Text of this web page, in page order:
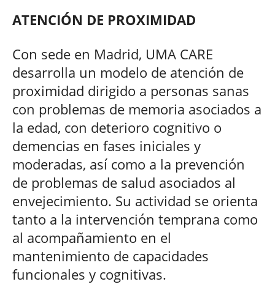
ATENCIÓN DE PROXIMIDAD
Con sede en Madrid, UMA CARE
desarrolla un modelo de atención de
proximidad dirigido a personas sanas
con problemas de memoria asociados a
la edad, con deterioro cognitivo o
demencias en fases iniciales y
moderadas, así como a la prevención
de problemas de salud asociados al
envejecimiento. Su actividad se orienta
tanto a la intervención temprana como
al acompañamiento en el
mantenimiento de capacidades
funcionales y cognitivas.